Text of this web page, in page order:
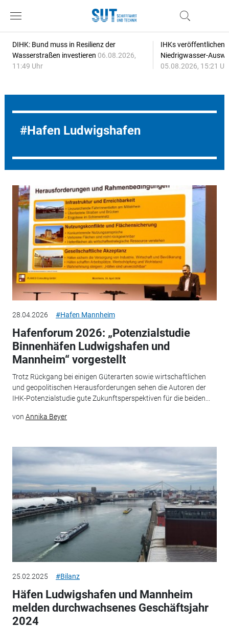
DIHK: Bund muss in Resilienz der
Wasserstraßen investieren 06.08.2026,
11:49 Uhr
IHKs veröffentlichen
Niedrigwasser-
05.08.2026, 15:21
Hafen Ludwigshafen
28.04.2026 #Hafen Mannheim
Hafenforum 2026: „Potenzialstudie
Binnenhäfen Ludwigshafen und
Mannheim“ vorgestellt
Trotz Rückgang bei einigen Güterarten sowie wirtschaftlichen
und geopolitischen Herausforderungen sehen die Autoren der
IHK-Potenzialstudie gute Zukunftsperspektiven für die beiden...
von Annika Beyer
25.02.2025 #Bilanz
Häfen Ludwigshafen und Mannheim
melden durchwachsenes Geschäftsjahr
2024